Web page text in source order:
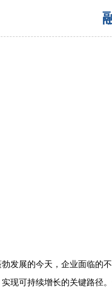
发展的今天，企业面临的
现可持续增长的关键路径